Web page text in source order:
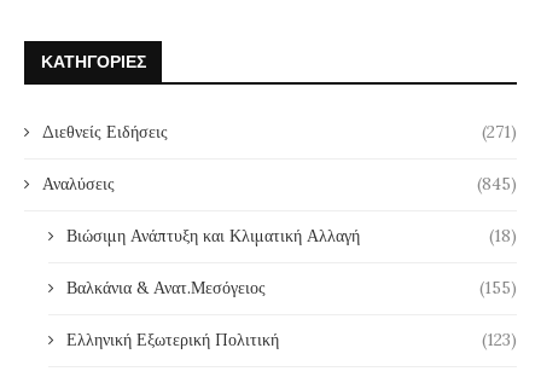
ΚΑΤΗΓΟΡΊΕΣ
Διεθνείς Ειδήσεις (271)
Αναλύσεις (845)
Βιώσιμη Ανάπτυξη και Κλιματική Αλλαγή (18)
Βαλκάνια & Ανατ.Μεσόγειος (155)
Ελληνική Εξωτερική Πολιτική (123)